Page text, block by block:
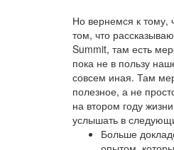
Но вернемся к тому,
том, что
Summit, там есть
пока не в пользу
совсем иная. Там
полезное, а не
на втором году
услышать в
Больше